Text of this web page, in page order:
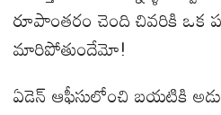
రూపాంతరం చెంది చివరికి ఒక
మారిపోతుందేమో!
ఏడెన్ ఆఫీసులోంచి బయటికి